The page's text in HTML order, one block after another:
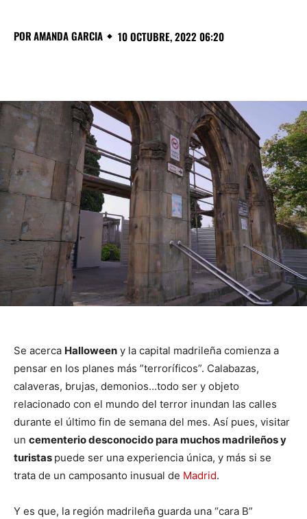
PORAMANDA GARCIA 10 OCTUBRE, 2022 06:20
Se acerca Halloween y la capital madrileña comienza a
pensar en los planes más ”terroríficos”. Calabazas,
calaveras, brujas, demonios…todo ser y objeto
relacionado con el mundo del terror inundan las calles
durante el último fin de semana del mes. Así pues, visitar
un cementerio desconocido para muchos madrileños y
turistas puede ser una experiencia única, y más si se
trata de un camposanto inusual de Madrid.
Y es que, la región madrileña guarda una “cara B”